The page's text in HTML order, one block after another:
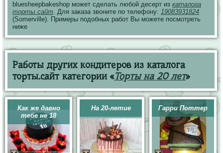
bluesheepbakeshop может сделать любой десерт из каталога
торты.сайт. Для заказа звоните по телефону: 19083931824
(Somerville). Примеры подобных работ Вы можете посмотреть
ниже
Работы других кондитеров из каталога
торты.сайт категории «Торты на 20 лет»
Как же давно
тебе не 18
На 20-летие Гарри Поттер